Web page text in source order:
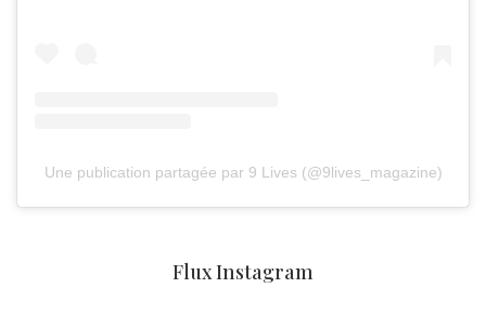
Une publication partagée par 9 Lives (@9lives_magazine)
Flux Instagram